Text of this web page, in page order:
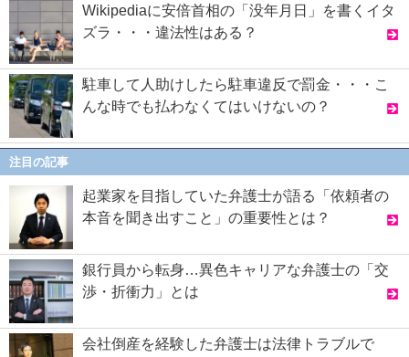
Wikipediaに安倍首相の「没年月日」を書くイタ
ズラ・・・違法性はある？
駐車して人助けしたら駐車違反で罰金・・・こ
んな時でも払わなくてはいけないの？
注目の記事
起業家を目指していた弁護士が語る「依頼者の
本音を聞き出すこと」の重要性とは？
銀行員から転身…異色キャリアな弁護士の「交
渉・折衝力」とは
会社倒産を経験した弁護士は法律トラブルで